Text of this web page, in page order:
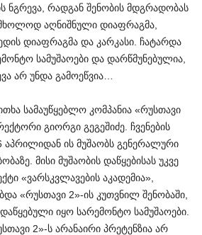
ნგრევა, რადგან შენობის მდგრადობას
აღნიშნული დიაფრაგმა,
დიაფრაგმა და კარკასი. ჩატარდა
სამუშაოები და დარწმუნებულია,
არ უნდა გამოეწვია…
სამაუწყებლო კომპანია «რუსთავი
გიორგი გეგეშიძე. ჩვენების
აპრილიდან ის მუშაობს გენერალური
მისი მუშაობის დაწყებისას უკვე
«ვარსკვლავების აკადემია»,
«რუსთავი 2»-ის კუთვნილ შენობაში,
დაწყებული იყო სარემონტო სამუშაოები.
2»-ს არანაირი პრეტენზია არ